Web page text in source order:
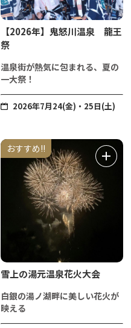
【2026年】鬼怒川温泉 龍王
祭
温泉街が熱気に包まれる、夏の
一大祭！
2026年7月24(金)・25日(土)
おすすめ!!
雪上の湯元温泉花火大会
白銀の湯ノ湖畔に美しい花火が
映える